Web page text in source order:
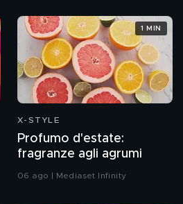
X-STYLE
Profumo d'estate:
fragranze agli agrumi
06 ago | Mediaset Infinity
1 MIN